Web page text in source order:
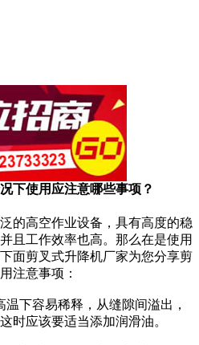
下使用应注意哪些事项？
的高空作业设备，具有高度的稳
且工作效率也高。那么在是使用
面剪叉式升降机厂家为您分享剪
注意事项：
下容易稀释，从缝隙间溢出，
时应该要适当添加润滑油。